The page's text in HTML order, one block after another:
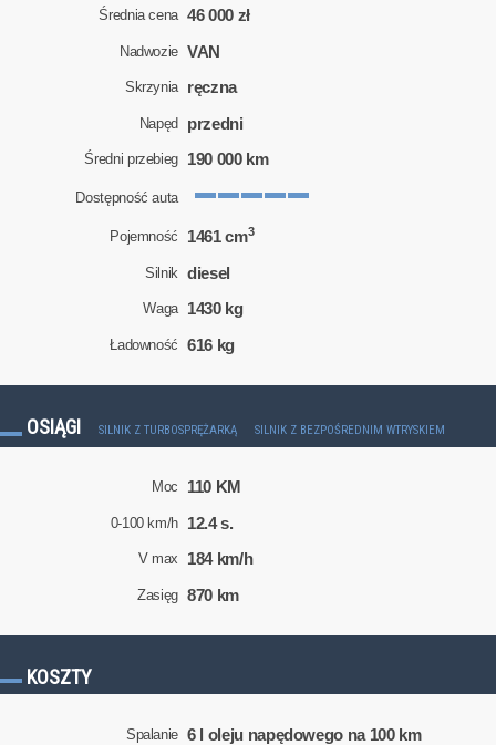
Średnia cena 46 000 zł
Nadwozie VAN
Skrzynia ręczna
Napęd przedni
Średni przebieg 190 000 km
Dostępność auta
Pojemność 1461 cm3
Silnik diesel
Waga 1430 kg
Ładowność 616 kg
OSIĄGI SILNIK Z TURBOSPRĘŻARKĄ SILNIK Z BEZPOŚREDNIM WTRYSKIEM
Moc 110 KM
0-100 km/h 12.4 s.
V max 184 km/h
Zasięg 870 km
KOSZTY
Spalanie 6 l oleju napędowego na 100 km